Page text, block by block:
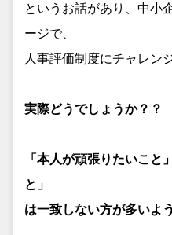
というお話があり、中小
ージで、
人事評価制度にチャレン
実際どうでしょうか？？
「本人が頑張りたいこと
と」
は一致しない方が多いよ